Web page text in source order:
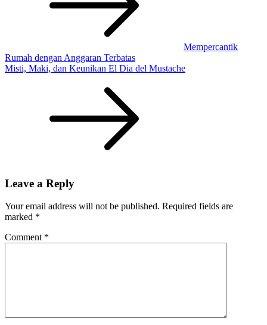
Mempercantik
Rumah dengan Anggaran Terbatas
Misti, Maki, dan Keunikan El Dia del Mustache
Leave a Reply
Your email address will not be published. Required fields are
marked *
Comment *